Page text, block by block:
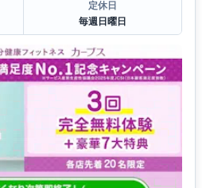
定休日
毎週日曜日